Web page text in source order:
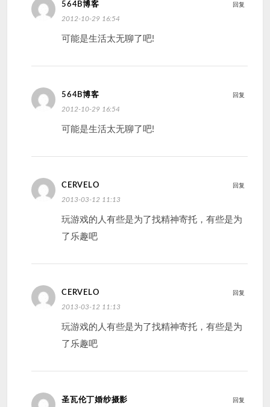
564B博客
2012-10-29 16:54
可能是生活太无聊了吧!
回复
564B博客
2012-10-29 16:54
可能是生活太无聊了吧!
回复
CERVELO
2013-03-12 11:13
玩游戏的人有些是为了找精神寄托，有些是为
了乐趣吧
回复
CERVELO
2013-03-12 11:13
玩游戏的人有些是为了找精神寄托，有些是为
了乐趣吧
回复
圣瓦伦丁婚纱摄影 回复